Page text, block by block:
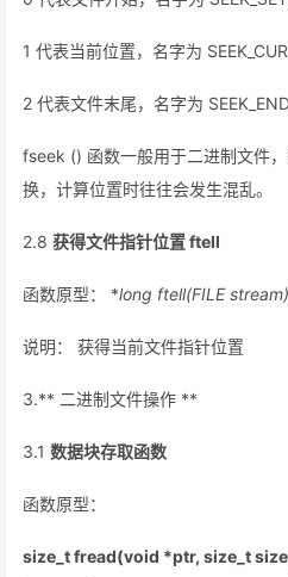
1 代表当前位置，名字为 SEEK_CUR
2 代表文件末尾，名字为 SEEK_END
fseek () 函数一般用于二进制文件
换，计算位置时往往会发生混乱。
2.8 获得文件指针位置 ftell
函数原型： *long ftell(FILE
说明： 获得当前文件指针位置
3.** 二进制文件操作 **
3.1 数据块存取函数
函数原型：
size_t fread(void *ptr, size_t